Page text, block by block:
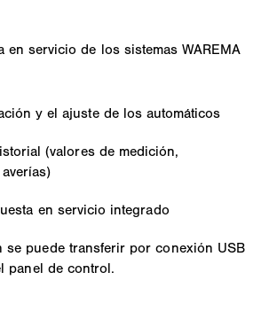
en servicio de los sistemas WAREMA
y el ajuste de los automáticos
(valores de medición,
en servicio integrado
se puede transferir por conexión USB
panel de control.